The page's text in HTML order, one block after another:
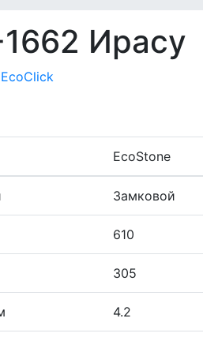
1662 Ирасу
EcoStone
Замковой
610
305
4.2